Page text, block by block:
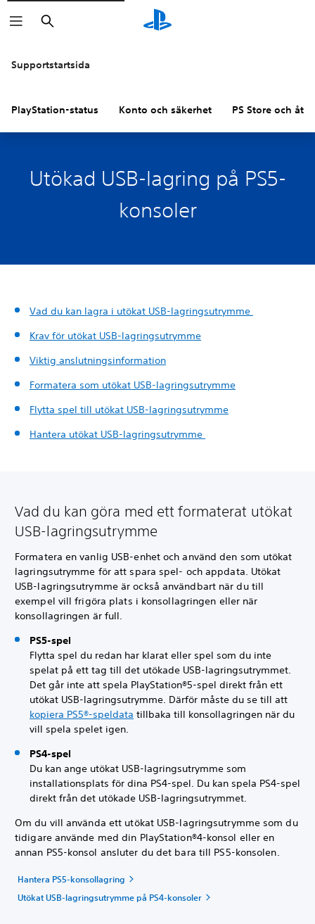
Sök
Supportstartsida
PlayStation-status Konto och säkerhet PS Store och
Utökad USB-lagring på PS5-
konsoler
Vad du kan lagra i utökat USB-lagringsutrymme
Krav för utökat USB-lagringsutrymme
Viktig anslutningsinformation
Formatera som utökat USB-lagringsutrymme
Flytta spel till utökat USB-lagringsutrymme
Hantera utökat USB-lagringsutrymme
Vad du kan göra med ett formaterat utökat
USB-lagringsutrymme
Formatera en vanlig USB-enhet och använd den som utökat
lagringsutrymme för att spara spel- och appdata. Utökat
USB-lagringsutrymme är också användbart när du till
exempel vill frigöra plats i konsollagringen eller när
konsollagringen är full.
PS5-spel
Flytta spel du redan har klarat eller spel som du inte
spelat på ett tag till det utökade USB-lagringsutrymmet.
Det går inte att spela PlayStation®5-spel direkt från ett
utökat USB-lagringsutrymme. Därför måste du se till att
kopiera PS5®-speldata tillbaka till konsollagringen när du
vill spela spelet igen.
PS4-spel
Du kan ange utökat USB-lagringsutrymme som
installationsplats för dina PS4-spel. Du kan spela PS4-spel
direkt från det utökade USB-lagringsutrymmet.
Om du vill använda ett utökat USB-lagringsutrymme som du
tidigare använde med din PlayStation®4-konsol eller en
annan PS5-konsol ansluter du det bara till PS5-konsolen.
Hantera PS5-konsollagring
Utökat USB-lagringsutrymme på PS4-konsoler